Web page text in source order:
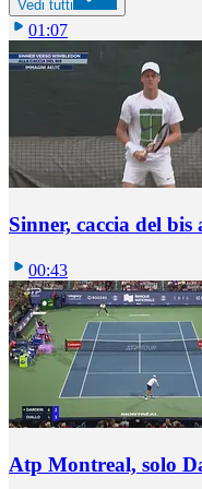
Vedi tutti
01:07
Sinner, caccia del
00:43
Atp Montreal, solo